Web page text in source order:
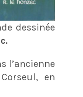
dessinée
l’ancienne
en